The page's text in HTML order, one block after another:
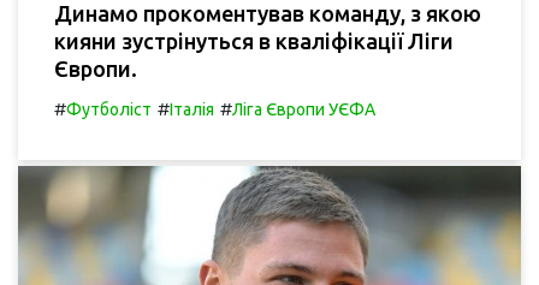
Динамо прокоментував команду, з якою
кияни зустрінуться в кваліфікації Ліги
Європи.
#Футболіст #Італія #Ліга Європи УЄФА